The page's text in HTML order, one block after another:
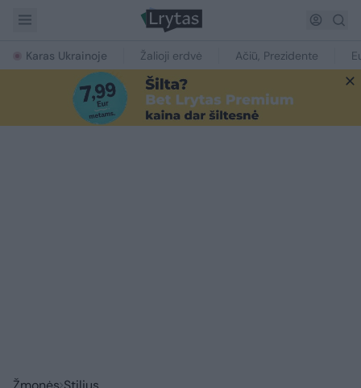
Karas Ukrainoje Žalioji erdvė Ačiū, Prezidente